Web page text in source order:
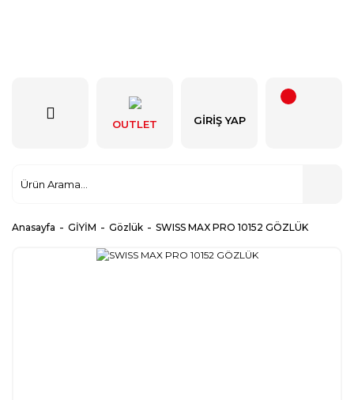
OUTLET GIRIŞ YAP
Anasayfa GİYİM Gözlük SWISS MAX PRO 10152 GÖZLÜK